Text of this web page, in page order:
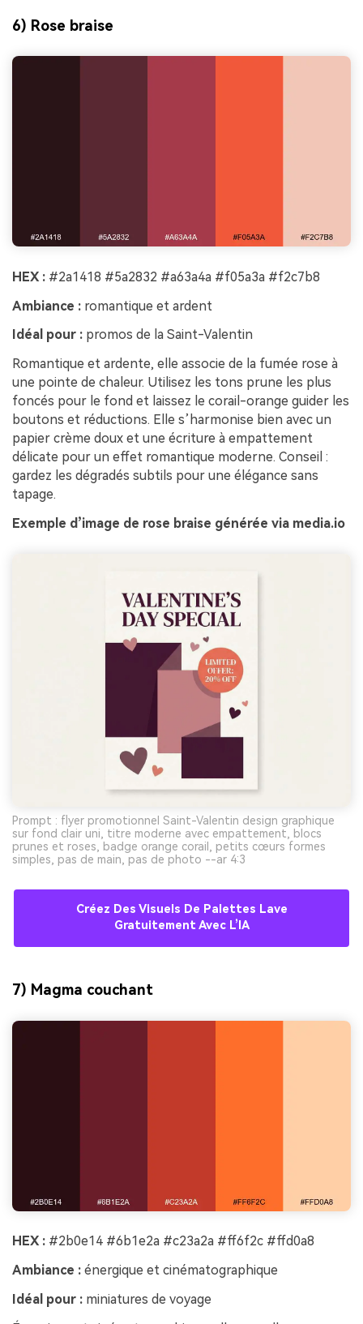
6) Rose braise
HEX : #2a1418 #5a2832 #a63a4a #f05a3a #f2c7b8
Ambiance : romantique et ardent
Idéal pour : promos de la Saint-Valentin
Romantique et ardente, elle associe de la fumée rose à
une pointe de chaleur. Utilisez les tons prune les plus
foncés pour le fond et laissez le corail-orange guider les
boutons et réductions. Elle s’harmonise bien avec un
papier crème doux et une écriture à empattement
délicate pour un effet romantique moderne. Conseil :
gardez les dégradés subtils pour une élégance sans
tapage.
Exemple d’image de rose braise générée via media.io
Prompt : flyer promotionnel Saint-Valentin design graphique
sur fond clair uni, titre moderne avec empattement, blocs
prunes et roses, badge orange corail, petits cœurs formes
simples, pas de main, pas de photo --ar 4:3
Créez Des Visuels De Palettes Lave
Gratuitement Avec L’IA
7) Magma couchant
HEX : #2b0e14 #6b1e2a #c23a2a #ff6f2c #ffd0a8
Ambiance : énergique et cinématographique
Idéal pour : miniatures de voyage